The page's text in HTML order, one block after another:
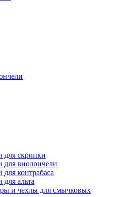
скрипки
виолончели
контрабаса
альта
и чехлы для смычковых